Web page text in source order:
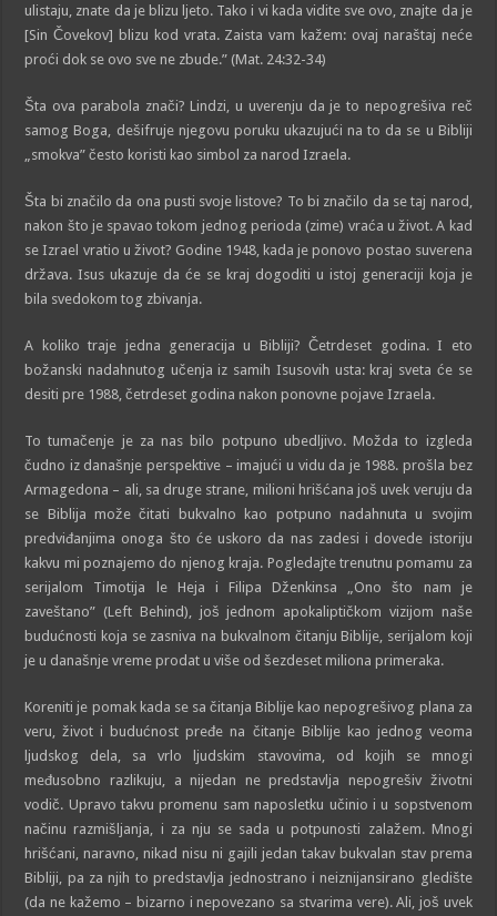
ulistaju, znate da je blizu ljeto. Tako i vi kada vidite sve ovo, znajte da je
[Sin Čovekov] blizu kod vrata. Zaista vam kažem: ovaj naraštaj neće
proći dok se ovo sve ne zbude.” (Mat. 24:32-34)
Šta ova parabola znači? Lindzi, u uverenju da je to nepogrešiva reč
samog Boga, dešifruje njegovu poruku ukazujući na to da se u Bibliji
„smokva” često koristi kao simbol za narod Izraela.
Šta bi značilo da ona pusti svoje listove? To bi značilo da se taj narod,
nakon što je spavao tokom jednog perioda (zime) vraća u život. A kad
se Izrael vratio u život? Godine 1948, kada je ponovo postao suverena
država. Isus ukazuje da će se kraj dogoditi u istoj generaciji koja je
bila svedokom tog zbivanja.
A koliko traje jedna generacija u Bibliji? Četrdeset godina. I eto
božanski nadahnutog učenja iz samih Isusovih usta: kraj sveta će se
desiti pre 1988, četrdeset godina nakon ponovne pojave Izraela.
To tumačenje je za nas bilo potpuno ubedljivo. Možda to izgleda
čudno iz današnje perspektive – imajući u vidu da je 1988. prošla bez
Armagedona – ali, sa druge strane, milioni hrišćana još uvek veruju da
se Biblija može čitati bukvalno kao potpuno nadahnuta u svojim
predviđanjima onoga što će uskoro da nas zadesi i dovede istoriju
kakvu mi poznajemo do njenog kraja. Pogledajte trenutnu pomamu za
serijalom Timotija le Heja i Filipa Dženkinsa „Ono što nam je
zaveštano” (Left Behind), još jednom apokaliptičkom vizijom naše
budućnosti koja se zasniva na bukvalnom čitanju Biblije, serijalom koji
je u današnje vreme prodat u više od šezdeset miliona primeraka.
Koreniti je pomak kada se sa čitanja Biblije kao nepogrešivog plana za
veru, život i budućnost pređe na čitanje Biblije kao jednog veoma
ljudskog dela, sa vrlo ljudskim stavovima, od kojih se mnogi
međusobno razlikuju, a nijedan ne predstavlja nepogrešiv životni
vodič. Upravo takvu promenu sam naposletku učinio i u sopstvenom
načinu razmišljanja, i za nju se sada u potpunosti zalažem. Mnogi
hrišćani, naravno, nikad nisu ni gajili jedan takav bukvalan stav prema
Bibliji, pa za njih to predstavlja jednostrano i neiznijansirano gledište
(da ne kažemo – bizarno i nepovezano sa stvarima vere). Ali, još uvek